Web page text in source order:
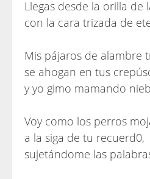
Llegas desde la orilla de
con la cara trizada de
Mis pájaros de alambre
se ahogan en tus
y yo gimo mamando
Voy como los perros
a la siga de tu recuerd0,
sujetándome las